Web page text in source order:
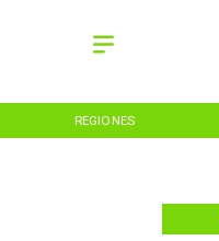
REGIONES